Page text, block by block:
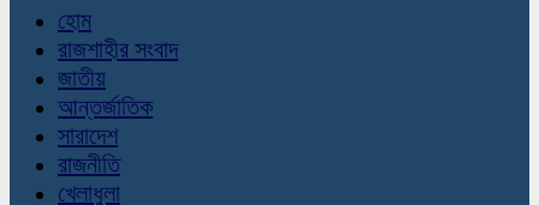
হোম
রাজশাহীর সংবাদ
জাতীয়
আন্তর্জাতিক
সারাদেশ
রাজনীতি
খেলাধুলা